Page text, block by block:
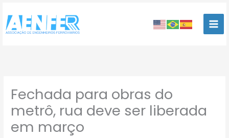
para
conteúdo
Fechada para obras do
metrô, rua deve ser liberada
em março